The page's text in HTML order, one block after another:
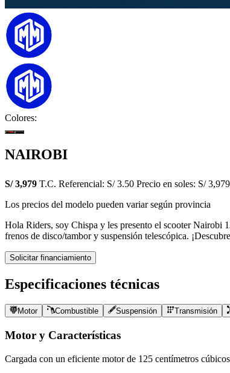
Colores:
NAIROBI
S/ 3,979 T.C. Referencial: S/ 3.50 Precio en soles: S/ 3,979
Los precios del modelo pueden variar según provincia
Hola Riders, soy Chispa y les presento el scooter Nairobi
frenos de disco/tambor y suspensión telescópica.
Solicitar financiamiento
Especificaciones técnicas
Motor Combustible Suspensión Transmisión
Motor y Características
Cargada con un eficiente motor de 125 centímetros